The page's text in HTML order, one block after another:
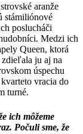
aranže
stámiliónové
poslucháči
Medzi ich
Queen, ktorá
ju aj na
úspechu
vracia do
turné.
ich môžeme
Počuli sme, že